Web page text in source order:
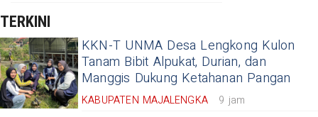
TERKINI
KKN-T UNMA Desa Lengkong Kulon
Tanam Bibit Alpukat, Durian, dan
Manggis Dukung Ketahanan Pangan
KABUPATEN MAJALENGKA 9 jam